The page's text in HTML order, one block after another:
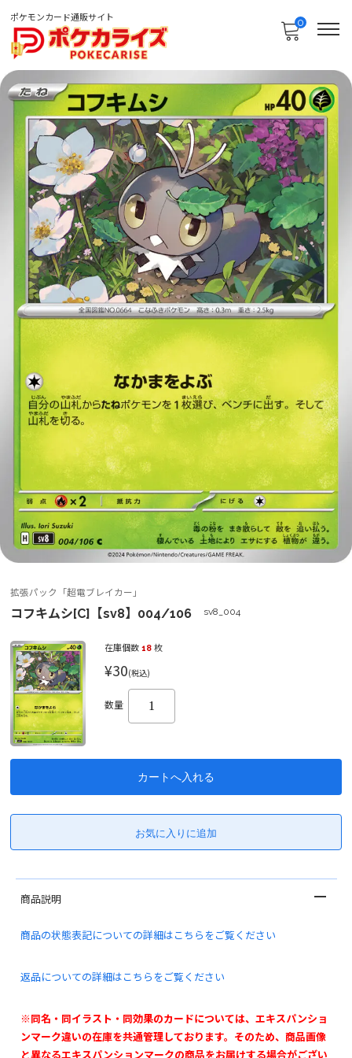
ポケモンカード通販サイト 0
拡張パック「超電ブレイカー」
コフキムシ[C]【sv8】004/106 sv8_004
在庫個数 18 枚
¥30(税込)
数量
商品説明
商品の状態表記についての詳細はこちらをご覧ください
返品についての詳細はこちらをご覧ください
※同名・同イラスト・同効果のカードについては、エキスパンショ
ンマーク違いの在庫を共通管理しております。そのため、商品画像
と異なるエキスパンションマークの商品をお届けする場合がござい